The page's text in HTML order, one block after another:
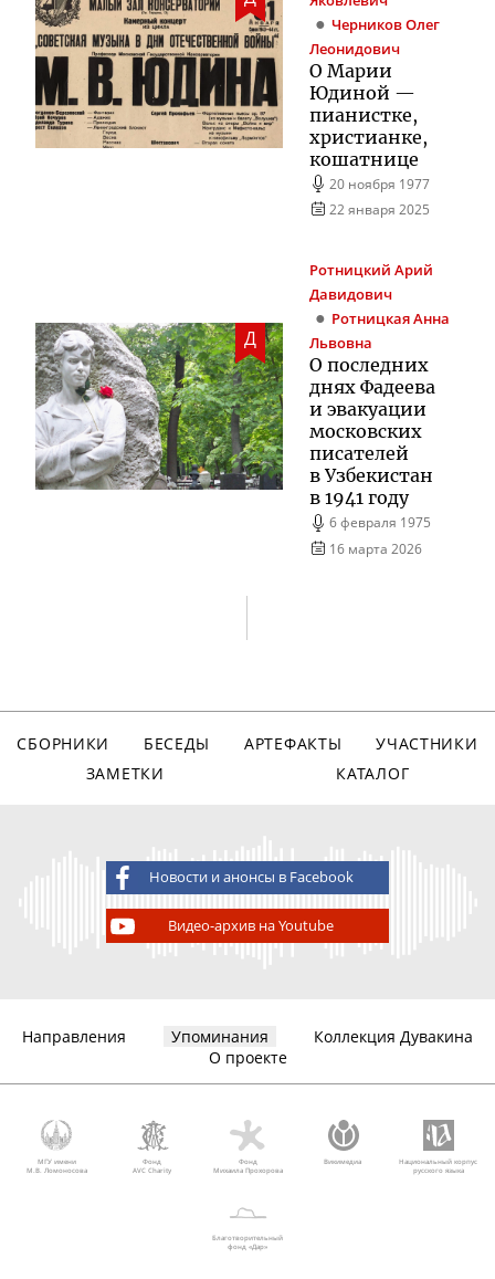
Черников Олег
Леонидович
О Марии
Юдиной —
пианистке,
христианке,
кошатнице
20 ноября 1977
22 января 2025
Д
Ротницкий Арий
Давидович
Ротницкая Анна
Львовна
О последних
днях Фадеева
и эвакуации
московских
писателей
в Узбекистан
в 1941 году
6 февраля 1975
16 марта 2026
СБОРНИКИ БЕСЕДЫ АРТЕФАКТЫ
УЧАСТНИКИ
ЗАМЕТКИ
КАТАЛОГ
Новости и анонсы в Facebook
Видео-архив на Youtube
Направления Упоминания
Коллекция Дувакина
О проекте
МГУ имени
М.В. Ломоносова
Фонд
AVC Charity
Фонд
Михаила Прохорова
Викимедиа
Национальный корпус
русского языка
Благотворительный
фонд «Дар»